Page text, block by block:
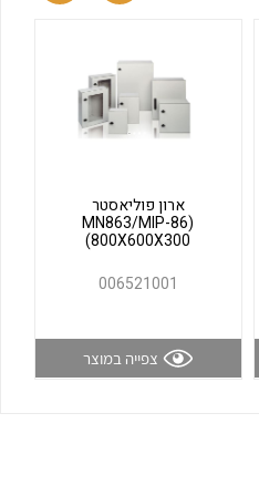
לכל מוצרי היצרן
ארון פוליאסטר
(MN863/MIP-86
(800X600X300
006521001
צפייה במוצר